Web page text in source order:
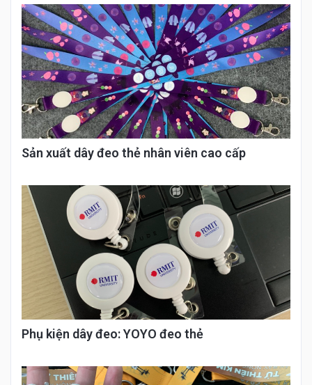
Sản xuất dây đeo thẻ nhân viên cao cấp
Phụ kiện dây đeo: YOYO đeo thẻ